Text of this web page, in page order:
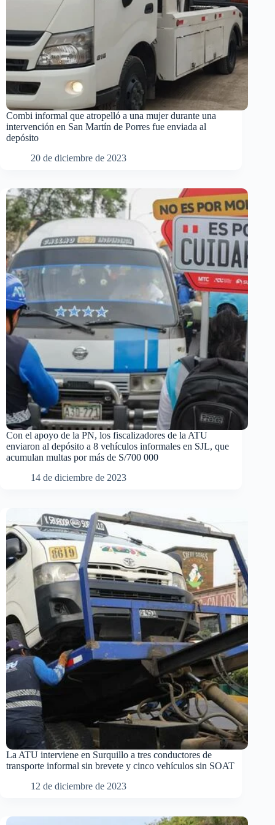
Combi informal que atropelló a una mujer durante una
intervención en San Martín de Porres fue enviada al
depósito
20 de diciembre de 2023
Con el apoyo de la PN, los fiscalizadores de la ATU
enviaron al depósito a 8 vehículos informales en SJL, que
acumulan multas por más de S/700 000
14 de diciembre de 2023
La ATU interviene en Surquillo a tres conductores de
transporte informal sin brevete y cinco vehículos sin SOAT
12 de diciembre de 2023